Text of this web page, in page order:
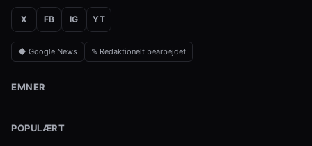
X FB IG YT
◆ Google News ✎ Redaktionelt bearbejdet
EMNER
POPULÆRT